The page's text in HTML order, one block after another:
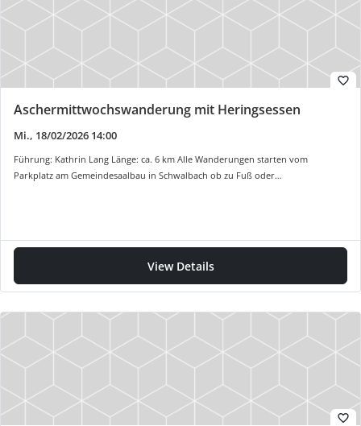
favorite_border
Aschermittwochswanderung mit Heringsessen
Mi., 18/02/2026 14:00
Führung: Kathrin Lang Länge: ca. 6 km Alle Wanderungen starten vom
Parkplatz am Gemeindesaalbau in Schwalbach ob zu Fuß oder…
View Details
favorite_border